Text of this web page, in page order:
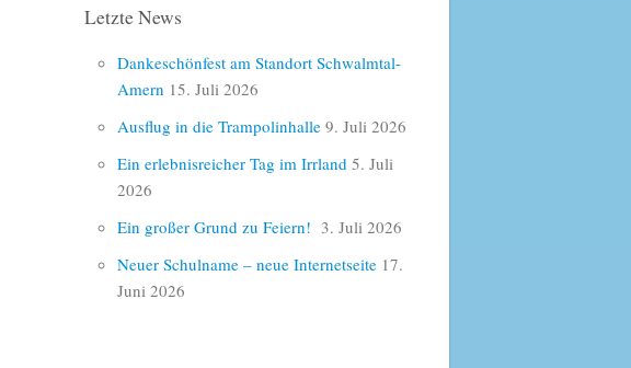
Letzte News
Dankeschönfest am Standort Schwalmtal-
Amern 15. Juli 2026
Ausflug in die Trampolinhalle 9. Juli 2026
Ein erlebnisreicher Tag im Irrland 5. Juli
2026
Ein großer Grund zu Feiern! 3. Juli 2026
Neuer Schulname – neue Internetseite 17.
Juni 2026